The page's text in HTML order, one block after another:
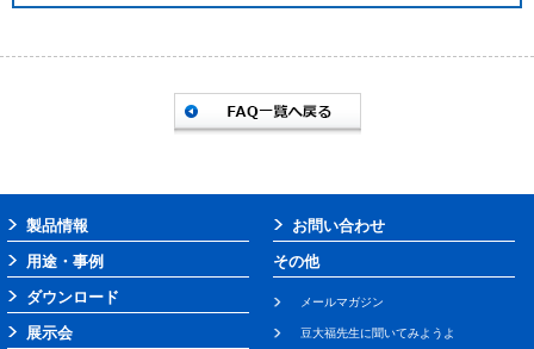
製品情報
用途・事例
ダウンロード
展示会
お問い合わせ
その他
メールマガジン
豆大福先生に聞いてみようよ